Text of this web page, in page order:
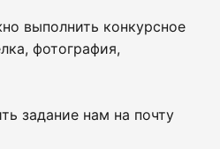
выполнить конкурсное
фотография,
задание нам на почту